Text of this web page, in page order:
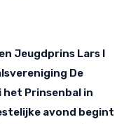
Jeugdprins Lars I
De
Prinsenbal in
avond begint